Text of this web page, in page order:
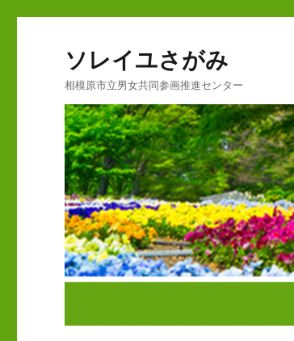
ソレイユさがみ
相模原市立男女共同参画推進センター